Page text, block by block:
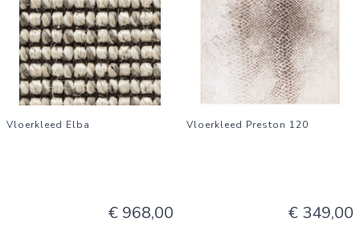
Vloerkleed Elba
€ 968,00
Vloerkleed Preston 120
€ 349,00